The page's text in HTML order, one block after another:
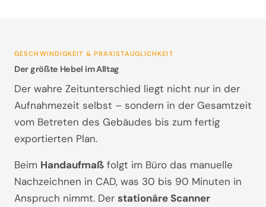
GESCHWINDIGKEIT & PRAXISTAUGLICHKEIT
Der größte Hebel im Alltag
Der wahre Zeitunterschied liegt nicht nur in der
Aufnahmezeit selbst – sondern in der Gesamtzeit
vom Betreten des Gebäudes bis zum fertig
exportierten Plan.
Beim Handaufmaß folgt im Büro das manuelle
Nachzeichnen in CAD, was 30 bis 90 Minuten in
Anspruch nimmt. Der stationäre Scanner